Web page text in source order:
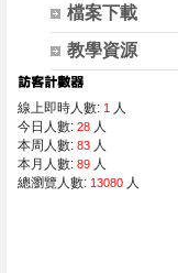
檔案下載
教學資源
線上即時人數: 1 人
今日人數: 28 人
本周人數: 83 人
本月人數: 89 人
總瀏覽人數: 13080 人